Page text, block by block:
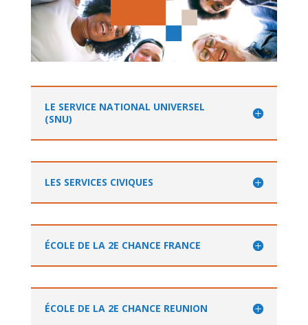
LE SERVICE NATIONAL UNIVERSEL
(SNU)
LES SERVICES CIVIQUES
ÉCOLE DE LA 2E CHANCE FRANCE
ÉCOLE DE LA 2E CHANCE REUNION